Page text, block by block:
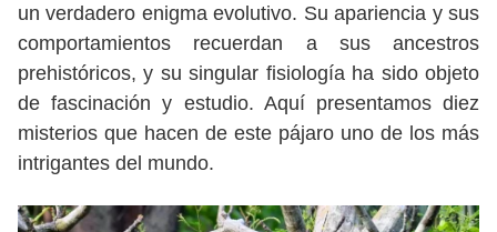
un verdadero enigma evolutivo. Su apariencia y sus
comportamientos recuerdan a sus ancestros
prehistóricos, y su singular fisiología ha sido objeto
de fascinación y estudio. Aquí presentamos diez
misterios que hacen de este pájaro uno de los más
intrigantes del mundo.